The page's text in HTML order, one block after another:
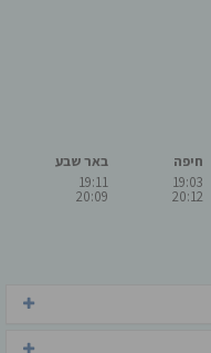
חיפה
19:03
20:12
באר שבע
19:11
20:09